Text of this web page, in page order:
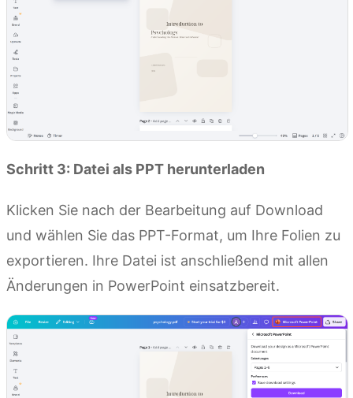
Schritt 3: Datei als PPT herunterladen
Klicken Sie nach der Bearbeitung auf Download
und wählen Sie das PPT-Format, um Ihre Folien zu
exportieren. Ihre Datei ist anschließend mit allen
Änderungen in PowerPoint einsatzbereit.